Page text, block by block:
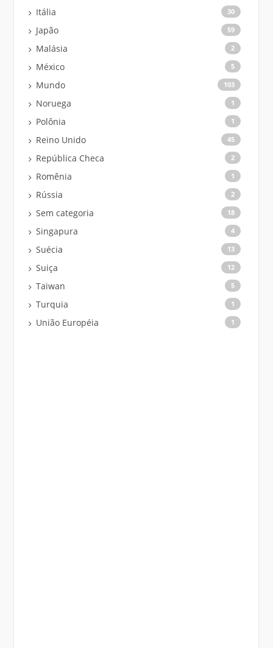
Itália 30
Japão 59
Malásia 2
México 5
Mundo 103
Noruega 1
Polônia 1
Reino Unido 45
República Checa 2
Romênia 1
Rússia 2
Sem categoria 18
Singapura 4
Suécia 13
Suiça 12
Taiwan 5
Turquia 1
União Européia 1